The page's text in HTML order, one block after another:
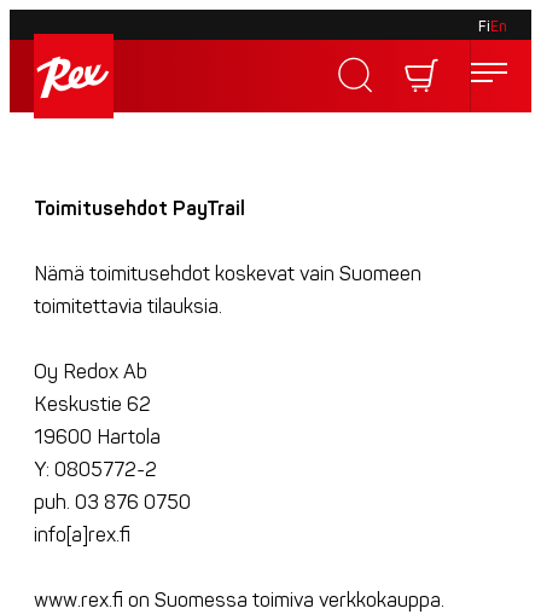
Skip
content
FiEn
Rex
Toimitusehdot PayTrail
Nämä toimitusehdot koskevat vain Suomeen
toimitettavia tilauksia.
Oy Redox Ab
Keskustie 62
19600 Hartola
Y: 0805772-2
puh. 03 876 0750
info[a]rex.fi
www.rex.fi on Suomessa toimiva verkkokauppa.